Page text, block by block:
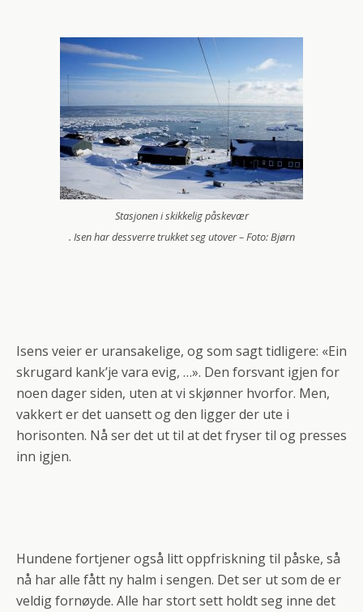
Stasjonen i skikkelig påskevær
. Isen har dessverre trukket seg utover – Foto: Bjørn
Isens veier er uransakelige, og som sagt tidligere: «Ein
skrugard kank’je vara evig, …». Den forsvant igjen for
noen dager siden, uten at vi skjønner hvorfor. Men,
vakkert er det uansett og den ligger der ute i
horisonten. Nå ser det ut til at det fryser til og presses
inn igjen.
Hundene fortjener også litt oppfriskning til påske, så
nå har alle fått ny halm i sengen. Det ser ut som de er
veldig fornøyde. Alle har stort sett holdt seg inne det